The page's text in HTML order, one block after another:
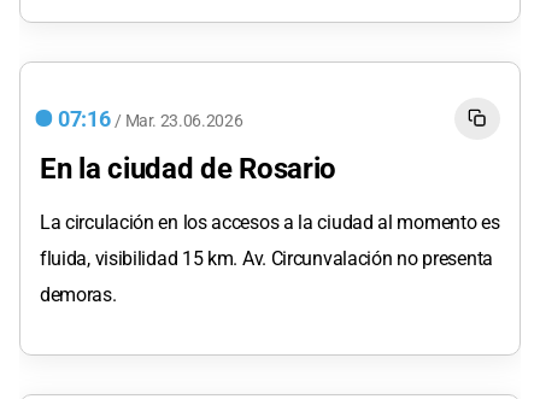
07:16 / Mar. 23.06.2026
En la ciudad de Rosario
La circulación en los accesos a la ciudad al momento es
fluida, visibilidad 15 km. Av. Circunvalación no presenta
demoras.